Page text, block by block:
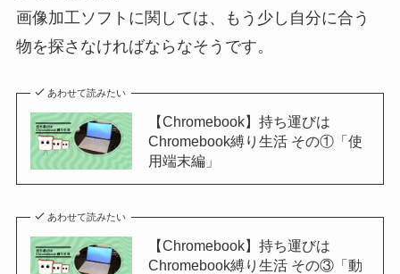
画像加工ソフトに関しては、もう少し自分に合う
物を探さなければならなそうです。
あわせて読みたい
【Chromebook】持ち運びは
Chromebook縛り生活 その①「使
用端末編」
あわせて読みたい
【Chromebook】持ち運びは
Chromebook縛り生活 その③「動